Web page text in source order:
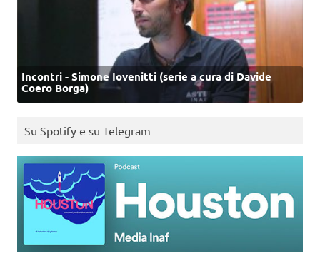
Incontri - Simone Iovenitti (serie a cura di Davide
Coero Borga)
Su Spotify e su Telegram